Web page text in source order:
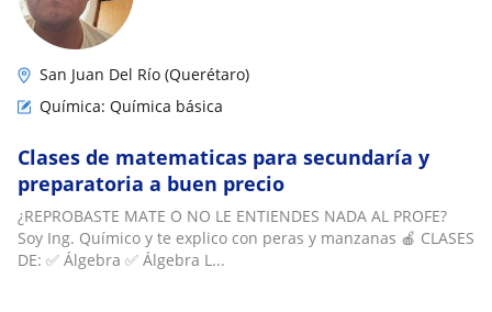
San Juan Del Río (Querétaro)
Química: Química básica
Clases de matematicas para secundaría y
preparatoria a buen precio
¿REPROBASTE MATE O NO LE ENTIENDES NADA AL PROFE?
Soy Ing. Químico y te explico con peras y manzanas 🍎 CLASES
DE: ✅ Álgebra ✅ Álgebra L...